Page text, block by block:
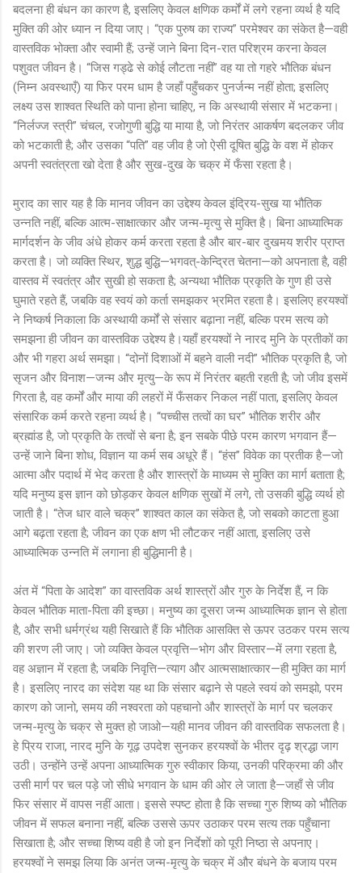
बदलना ही बंधन का कारण है, इसलिए केवल क्षणिक कर्मों में लगे रहना व्यर्थ है यदि
मुक्ति की ओर ध्यान न दिया जाए। “एक पुरुष का राज्य” परमेश्वर का संकेत है—वही
वास्तविक भोक्ता और स्वामी हैं; उन्हें जाने बिना दिन-रात परिश्रम करना केवल
पशुवत जीवन है। “जिस गड्ढे से कोई लौटता नहीं” वह या तो गहरे भौतिक बंधन
(निम्न अवस्थाएँ) या फिर परम धाम है जहाँ पहुँचकर पुनर्जन्म नहीं होता; इसलिए
लक्ष्य उस शाश्वत स्थिति को पाना होना चाहिए, न कि अस्थायी संसार में भटकना।
“निर्लज्ज स्त्री” चंचल, रजोगुणी बुद्धि या माया है, जो निरंतर आकर्षण बदलकर जीव
को भटकाती है; और उसका “पति” वह जीव है जो ऐसी दूषित बुद्धि के वश में होकर
अपनी स्वतंत्रता खो देता है और सुख-दुख के चक्र में फँसा रहता है।
मुराद का सार यह है कि मानव जीवन का उद्देश्य केवल इंद्रिय-सुख या भौतिक
उन्नति नहीं, बल्कि आत्म-साक्षात्कार और जन्म-मृत्यु से मुक्ति है। बिना आध्यात्मिक
मार्गदर्शन के जीव अंधे होकर कर्म करता रहता है और बार-बार दुखमय शरीर प्राप्त
करता है। जो व्यक्ति स्थिर, शुद्ध बुद्धि—भगवत्-केन्द्रित चेतना—को अपनाता है, वही
वास्तव में स्वतंत्र और सुखी हो सकता है; अन्यथा भौतिक प्रकृति के गुण ही उसे
घुमाते रहते हैं, जबकि वह स्वयं को कर्ता समझकर भ्रमित रहता है। इसलिए हरयश्वों
ने निष्कर्ष निकाला कि अस्थायी कर्मों से संसार बढ़ाना नहीं, बल्कि परम सत्य को
समझना ही जीवन का वास्तविक उद्देश्य है।यहाँ हरयश्वों ने नारद मुनि के प्रतीकों का
और भी गहरा अर्थ समझा। “दोनों दिशाओं में बहने वाली नदी” भौतिक प्रकृति है, जो
सृजन और विनाश—जन्म और मृत्यु—के रूप में निरंतर बहती रहती है; जो जीव इसमें
गिरता है, वह कर्मों और माया की लहरों में फँसकर निकल नहीं पाता, इसलिए केवल
संसारिक कर्म करते रहना व्यर्थ है। “पच्चीस तत्वों का घर” भौतिक शरीर और
ब्रह्मांड है, जो प्रकृति के तत्वों से बना है; इन सबके पीछे परम कारण भगवान हैं—
उन्हें जाने बिना शोध, विज्ञान या कर्म सब अधूरे हैं। “हंस” विवेक का प्रतीक है—जो
आत्मा और पदार्थ में भेद करता है और शास्त्रों के माध्यम से मुक्ति का मार्ग बताता है;
यदि मनुष्य इस ज्ञान को छोड़कर केवल क्षणिक सुखों में लगे, तो उसकी बुद्धि व्यर्थ हो
जाती है। “तेज धार वाले चक्र” शाश्वत काल का संकेत है, जो सबको काटता हुआ
आगे बढ़ता रहता है; जीवन का एक क्षण भी लौटकर नहीं आता, इसलिए उसे
आध्यात्मिक उन्नति में लगाना ही बुद्धिमानी है।
अंत में “पिता के आदेश” का वास्तविक अर्थ शास्त्रों और गुरु के निर्देश हैं, न कि
केवल भौतिक माता-पिता की इच्छा। मनुष्य का दूसरा जन्म आध्यात्मिक ज्ञान से होता
है, और सभी धर्मग्रंथ यही सिखाते हैं कि भौतिक आसक्ति से ऊपर उठकर परम सत्य
की शरण ली जाए। जो व्यक्ति केवल प्रवृत्ति—भोग और विस्तार—में लगा रहता है,
वह अज्ञान में रहता है; जबकि निवृत्ति—त्याग और आत्मसाक्षात्कार—ही मुक्ति का मार्ग
है। इसलिए नारद का संदेश यह था कि संसार बढ़ाने से पहले स्वयं को समझो, परम
कारण को जानो, समय की नश्वरता को पहचानो और शास्त्रों के मार्ग पर चलकर
जन्म-मृत्यु के चक्र से मुक्त हो जाओ—यही मानव जीवन की वास्तविक सफलता है।
हे प्रिय राजा, नारद मुनि के गूढ़ उपदेश सुनकर हरयश्वों के भीतर दृढ़ श्रद्धा जाग
उठी। उन्होंने उन्हें अपना आध्यात्मिक गुरु स्वीकार किया, उनकी परिक्रमा की और
उसी मार्ग पर चल पड़े जो सीधे भगवान के धाम की ओर ले जाता है—जहाँ से जीव
फिर संसार में वापस नहीं आता। इससे स्पष्ट होता है कि सच्चा गुरु शिष्य को भौतिक
जीवन में सफल बनाना नहीं, बल्कि उससे ऊपर उठाकर परम सत्य तक पहुँचाना
सिखाता है; और सच्चा शिष्य वही है जो इन निर्देशों को पूरी निष्ठा से अपनाए।
हरयश्वों ने समझ लिया कि अनंत जन्म-मृत्यु के चक्र में और बंधने के बजाय परम